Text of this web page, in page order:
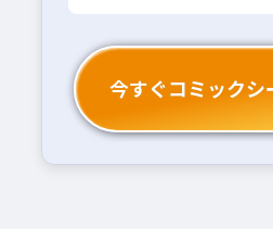
今すぐコミックシ